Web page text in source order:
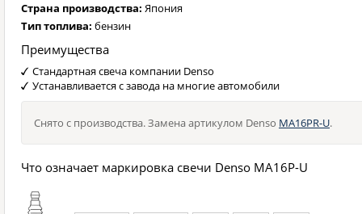
Страна производства: Япония
Тип топлива: бензин
Преимущества
Стандартная свеча компании Denso
Устанавливается с завода на многие автомобили
Снято с производства. Замена артикулом Denso MA16PR-U.
Что означает маркировка свечи Denso MA16P-U